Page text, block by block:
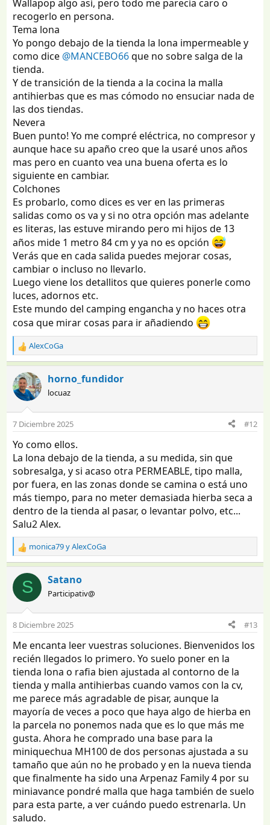
En cuanto al suelo de la tienda creo que tengo el mismo
dilema que todo el mundo jejej, vosotros que ponéis
lona o antihierbas?
A mi la verdad me mataría tener que limpiar la tienda
por debajo porque se me llene de barro, por eso el
antihierbas no se si será para mi... por otro lado parece
más cómodo para ponerlo tipo pasillo con el cenador sin
romperse la cabeza con que se pueda encharcar.
He probado el colchon ultra confort ese de decathlon en
casa y la verdad tiene muy buena pinta.
Porncierto he pillado tambien una nevera de 30l de
compresor y parece que se xomporta bien, viene con
ruedas y asa para moverla y conexión a 12 o 220V. Otra
vez para que no se me haga muy complicado con los
crios.
Wallapop algo así, pero todo me parecía caro o
recogerlo en persona.
Tema lona
Yo pongo debajo de la tienda la lona impermeable y
como dice @MANCEBO66que no sobre salga de la
tienda.
Y de transición de la tienda a la cocina la malla
antihierbas que es mas cómodo no ensuciar nada de
las dos tiendas.
Nevera
Buen punto! Yo me compré eléctrica, no compresor y
aunque hace su apaño creo que la usaré unos años
mas pero en cuanto vea una buena oferta es lo
siguiente en cambiar.
Colchones
Es probarlo, como dices es ver en las primeras
salidas como os va y si no otra opción mas adelante
es literas, las estuve mirando pero mi hijos de 13
años mide 1 metro 84 cm y ya no es opción
Verás que en cada salida puedes mejorar cosas,
cambiar o incluso no llevarlo.
Luego viene los detallitos que quieres ponerle como
luces, adornos etc.
Este mundo del camping engancha y no haces otra
cosa que mirar cosas para ir añadiendo
R
e
a
c
c
o
n
s
:
AlexCoGa
horno_fundidor
locuaz
7 Diciembre 2025 #12
Yo como ellos.
La lona debajo de la tienda, a su medida, sin que
sobresalga, y si acaso otra PERMEABLE, tipo malla,
por fuera, en las zonas donde se camina o está uno
más tiempo, para no meter demasiada hierba seca a
dentro de la tienda al pasar, o levantar polvo, etc...
Salu2 Alex.
R
e
a
o
n
s
:
monica79yAlexCoGa
S Satano
Participativ@
8 Diciembre 2025 #13
Me encanta leer vuestras soluciones. Bienvenidos los
recién llegados lo primero. Yo suelo poner en la
tienda lona o rafia bien ajustada al contorno de la
tienda y malla antihierbas cuando vamos con la cv,
me parece más agradable de pisar, aunque la
mayoría de veces a poco que haya algo de hierba en
la parcela no ponemos nada que es lo que más me
gusta. Ahora he comprado una base para la
miniquechua MH100 de dos personas ajustada a su
tamaño que aún no he probado y en la nueva tienda
que finalmente ha sido una Arpenaz Family 4 por su
miniavance pondré malla que haga también de suelo
para esta parte, a ver cuándo puedo estrenarla. Un
saludo.